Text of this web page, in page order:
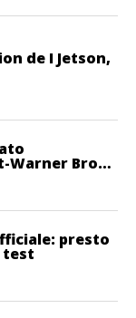
de I Jetson,
Warner Bros
presto
test